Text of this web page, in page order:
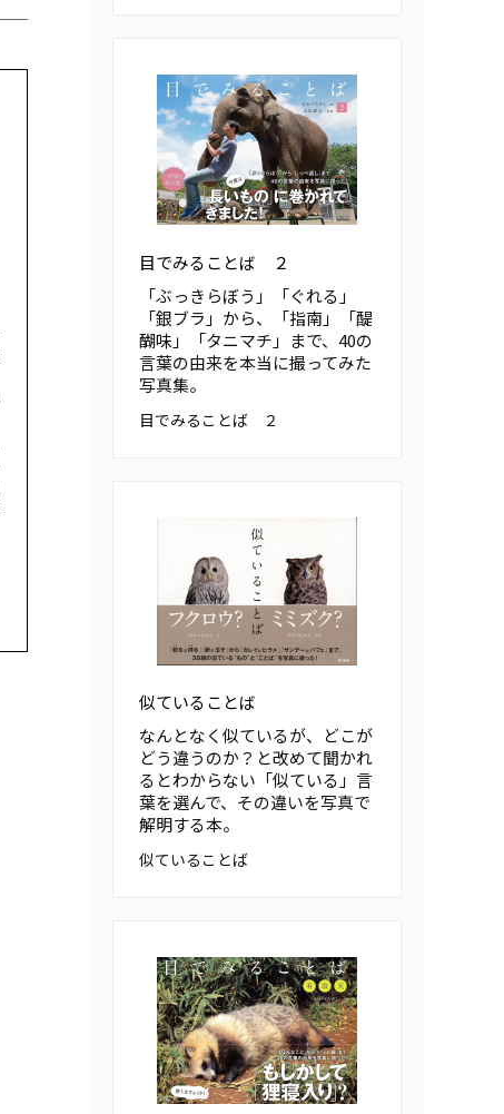
目でみることば ２
「ぶっきらぼう」「ぐれる」
「銀ブラ」から、「指南」「醍
醐味」「タニマチ」まで、40の
言葉の由来を本当に撮ってみた
写真集。
目でみることば ２
似ていることば
なんとなく似ているが、どこが
どう違うのか？と改めて聞かれ
るとわからない「似ている」言
葉を選んで、その違いを写真で
解明する本。
似ていることば